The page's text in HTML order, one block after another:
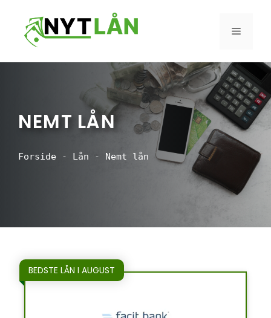
indhold
MENU
NEMT LÅN
Forside - Lån - Nemt lån
BEDSTE LÅN I AUGUST